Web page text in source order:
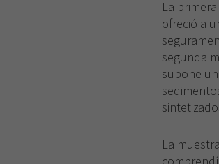
La
ofreció a
segunda
supone
La